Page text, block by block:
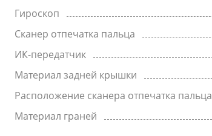
Гироскоп
Сканер отпечатка пальца
ИК-передатчик
Материал задней крышки
Расположение сканера отпечатка пальца
Материал граней